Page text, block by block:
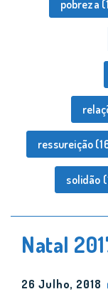
pobreza
ressureição
solidão
Natal
26 Julho, 2018